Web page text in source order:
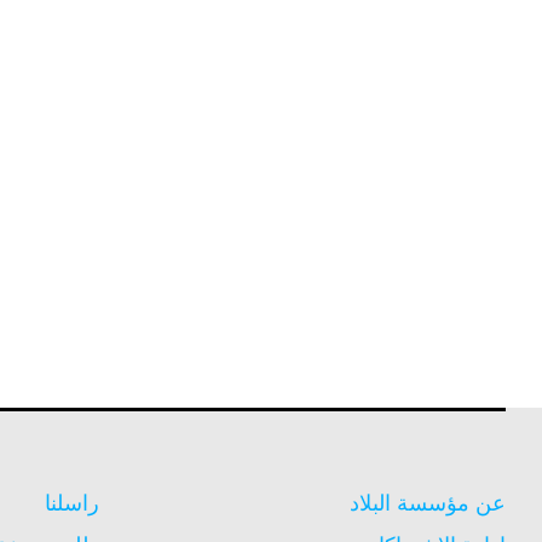
عن مؤسسة البلاد
راسلنا